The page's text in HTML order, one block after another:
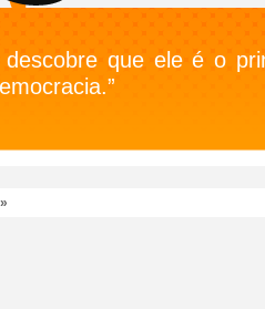
descobre que ele é o
»